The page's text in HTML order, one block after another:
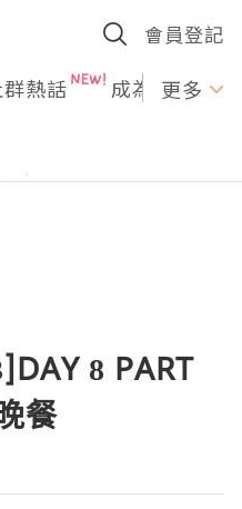
會員登記
熱話 成為U更多
8 PART
餐